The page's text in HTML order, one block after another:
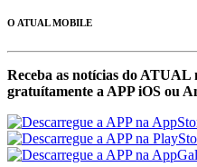
O ATUAL MOBILE
Receba as notícias do ATUAL
gratuítamente a APP iOS ou